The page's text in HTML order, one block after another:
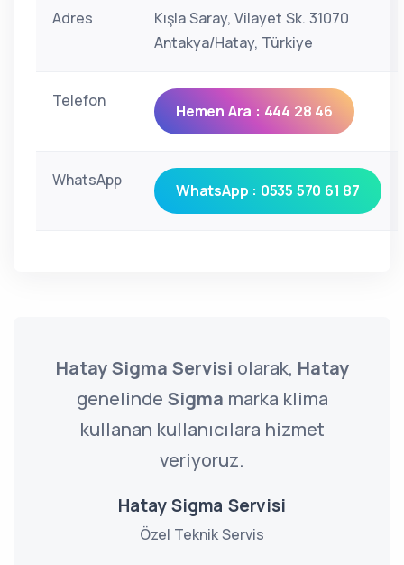
Adres
Kışla Saray, Vilayet Sk. 31070
Antakya/Hatay, Türkiye
Telefon
Hemen Ara : 444 28 46
WhatsApp
WhatsApp : 0535 570 61 87
Hatay Sigma Servisi olarak, Hatay
genelinde Sigma marka klima
kullanan kullanıcılara hizmet
veriyoruz.
Hatay Sigma Servisi
Özel Teknik Servis